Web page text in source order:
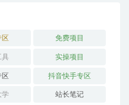
区 免费项目
具 实操项目
区 抖音快手专区
学 站长笔记